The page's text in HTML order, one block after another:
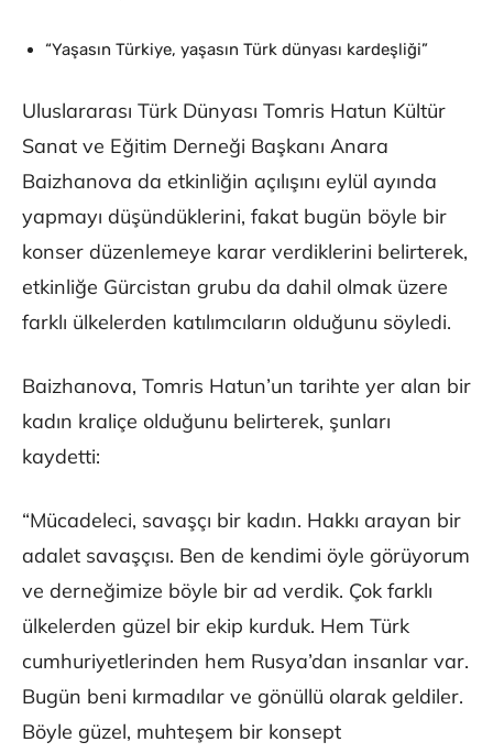
“Yaşasın Türkiye, yaşasın Türk dünyası kardeşliği”
Uluslararası Türk Dünyası Tomris Hatun Kültür
Sanat ve Eğitim Derneği Başkanı Anara
Baizhanova da etkinliğin açılışını eylül ayında
yapmayı düşündüklerini, fakat bugün böyle bir
konser düzenlemeye karar verdiklerini belirterek,
etkinliğe Gürcistan grubu da dahil olmak üzere
farklı ülkelerden katılımcıların olduğunu söyledi.
Baizhanova, Tomris Hatun’un tarihte yer alan bir
kadın kraliçe olduğunu belirterek, şunları
kaydetti:
“Mücadeleci, savaşçı bir kadın. Hakkı arayan bir
adalet savaşçısı. Ben de kendimi öyle görüyorum
ve derneğimize böyle bir ad verdik. Çok farklı
ülkelerden güzel bir ekip kurduk. Hem Türk
cumhuriyetlerinden hem Rusya’dan insanlar var.
Bugün beni kırmadılar ve gönüllü olarak geldiler.
Böyle güzel, muhteşem bir konsept